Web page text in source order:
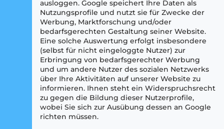
ausloggen. Google speichert Ihre Daten als
Nutzungsprofile und nutzt sie für Zwecke der
Werbung, Marktforschung und/oder
bedarfsgerechten Gestaltung seiner Website.
Eine solche Auswertung erfolgt insbesondere
(selbst für nicht eingeloggte Nutzer) zur
Erbringung von bedarfsgerechter Werbung
und um andere Nutzer des sozialen Netzwerks
über Ihre Aktivitäten auf unserer Website zu
informieren. Ihnen steht ein Widerspruchsrecht
zu gegen die Bildung dieser Nutzerprofile,
wobei Sie sich zur Ausübung dessen an Google
richten müssen.